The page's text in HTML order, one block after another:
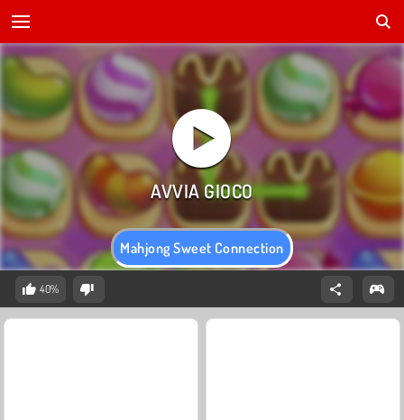
Mahjong Sweet Connection
40%